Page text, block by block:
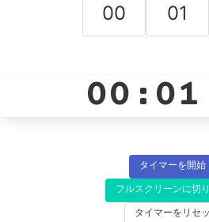
タイマーを開始
フルスクリーンに切
タイマーをリセ